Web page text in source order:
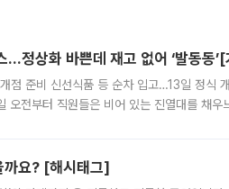
정상화 바쁜데 재고 없어 ‘발동동
점 준비 신선식품 등 순차 입고…13일 정식
오전부터 직원들은 비어 있는 진열대를 채우
까요? [해시태그]